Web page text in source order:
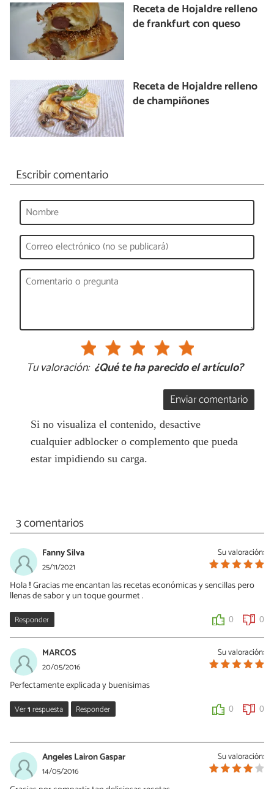
Receta de Hojaldre relleno
de frankfurt con queso
Receta de Hojaldre relleno
de champiñones
Escribir comentario
Tu valoración: ¿Qué te ha parecido el artículo?
Enviar comentario
Si no visualiza el contenido, desactive
cualquier adblocker o complemento que pueda
estar impidiendo su carga.
3 comentarios
Su valoración:
Fanny Silva
25/11/2021
Hola !! Gracias me encantan las recetas económicas y sencillas pero
llenas de sabor y un toque gourmet .
Responder 0 0
Su valoración:
MARCOS
20/05/2016
Perfectamente explicada y buenisimas
Ver1respuesta Responder 0 0
23/05/2016
¿Ya los haz hecho? No olvides compartir la foto, esta receta es
buenísima para aprovechar las sobras de pollo. Un saludo!!
Su valoración:
Angeles Lairon Gaspar
14/05/2016